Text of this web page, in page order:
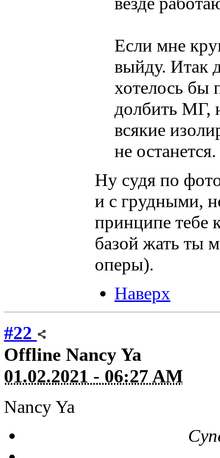
Если мне
выйду. Итак
хотелось бы
долбить МГ,
всякие
не останется.
Ну судя по
и с грудными,
принципе тебе
базой жать ты
оперы).
Наверх
#22
Offline Nancy Ya
01.02.2021 - 06:27 AM
Nancy Ya